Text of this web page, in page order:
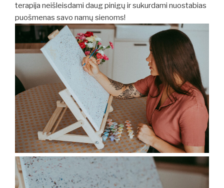
terapija neišleisdami daug pinigų ir sukurdami nuostabias
puošmenas savo namų sienoms!